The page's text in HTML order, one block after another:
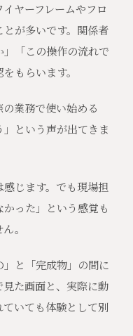
ヤーフレームやフロ
が多いです。関係者
「この操作の流れで
もらいます。
業務で使い始める
という声が出てきま
感じます。でも現場担
った」という感覚も
。
と「完成物」の間に
た画面と、実際に動
いても体験として別